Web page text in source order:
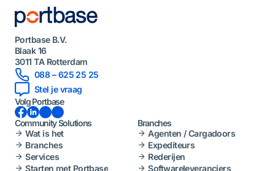
Portbase B.V.
Blaak 16
3011 TA Rotterdam
088 – 625 25 25
Stel je vraag
Volg Portbase
Facebook LinkedInInstagramYouTube
Community Solutions
Wat is het
Branches
Services
Starten met Portbase
Branches
Agenten / Cargadoors
Expediteurs
Rederijen
Softwareleveranciers